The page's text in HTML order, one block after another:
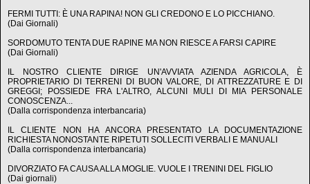
FERMI TUTTI: È UNA RAPINA! NON GLI CREDONO E LO PICCHIANO.
(Dai Giornali)
SORDOMUTO TENTA DUE RAPINE MA NON RIESCE A FARSI CAPIRE
(Dai Giornali)
IL NOSTRO CLIENTE DIRIGE UN'AVVIATA AZIENDA AGRICOLA, È
PROPRIETARIO DI TERRENI DI BUON VALORE, DI ATTREZZATURE E DI
GREGGI; POSSIEDE FRA L'ALTRO, ALCUNI MULI DI MIA PERSONALE
CONOSCENZA...
(Dalla corrispondenza interbancaria)
IL CLIENTE NON HA ANCORA PRESENTATO LA DOCUMENTAZIONE
RICHIESTA NONOSTANTE RIPETUTI SOLLECITI VERBALI E MANUALI
(Dalla corrispondenza interbancaria)
DIVORZIATO FA CAUSA ALLA MOGLIE. VUOLE I TRENINI DEL FIGLIO
(Dai giornali)